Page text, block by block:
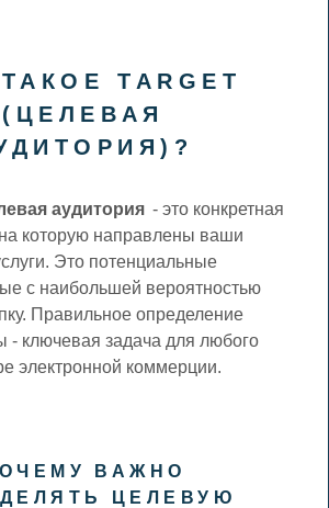
TARGET
(ЦЕЛЕВАЯ
аудитория - это конкретная
которую направлены ваши
Это потенциальные
с наибольшей вероятностью
Правильное определение
- ключевая задача для любого
электронной коммерции.
ВАЖНО
ЦЕЛЕВУЮ